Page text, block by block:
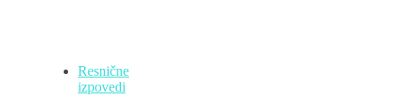
Resnične
izpovedi